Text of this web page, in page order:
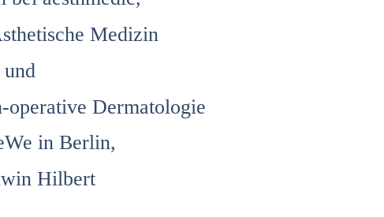
Medizin
und
operative Dermatologie
in Berlin,
Hilbert